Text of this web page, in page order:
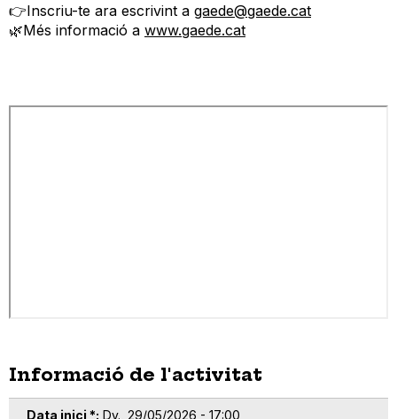
👉Inscriu-te ara escrivint a gaede@gaede.cat
🌿Més informació a www.gaede.cat
Informació de l'activitat
Data inici * Dv., 29/05/2026 - 17:00